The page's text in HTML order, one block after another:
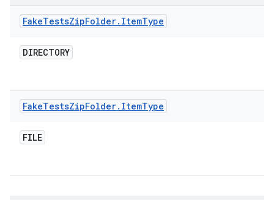
FakeTestsZipFolder. ItemType
DIRECTORY
FakeTestsZipFolder. ItemType
FILE